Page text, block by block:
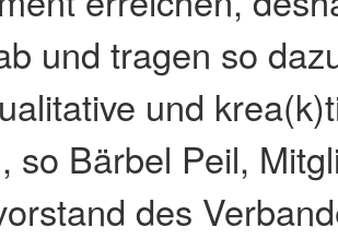
und tragen so
und
so Bärbel Peil,
des